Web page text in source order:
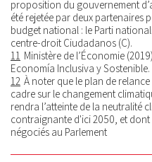
proposition du gouvernement
été rejetée par deux partenaires
budget national : le Parti
centre-droit Ciudadanos (C).
11 Ministère de l’Économie
Economía Inclusiva y
12 À noter que le plan de
cadre sur le changement
rendra l’atteinte de la neutralité
contraignante d'ici 2050, et
négociés au Parlement